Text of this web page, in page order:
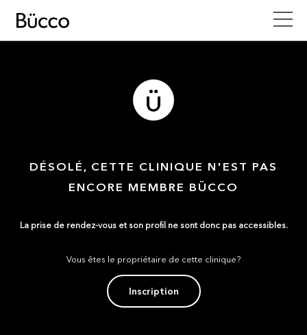
DÉSOLÉ, CETTE CLINIQUE N'EST PAS
ENCORE MEMBRE BÜCCO
La prise de rendez-vous et son profil ne sont donc pas accessibles.
Vous êtes le propriétaire de cette clinique?
Inscription